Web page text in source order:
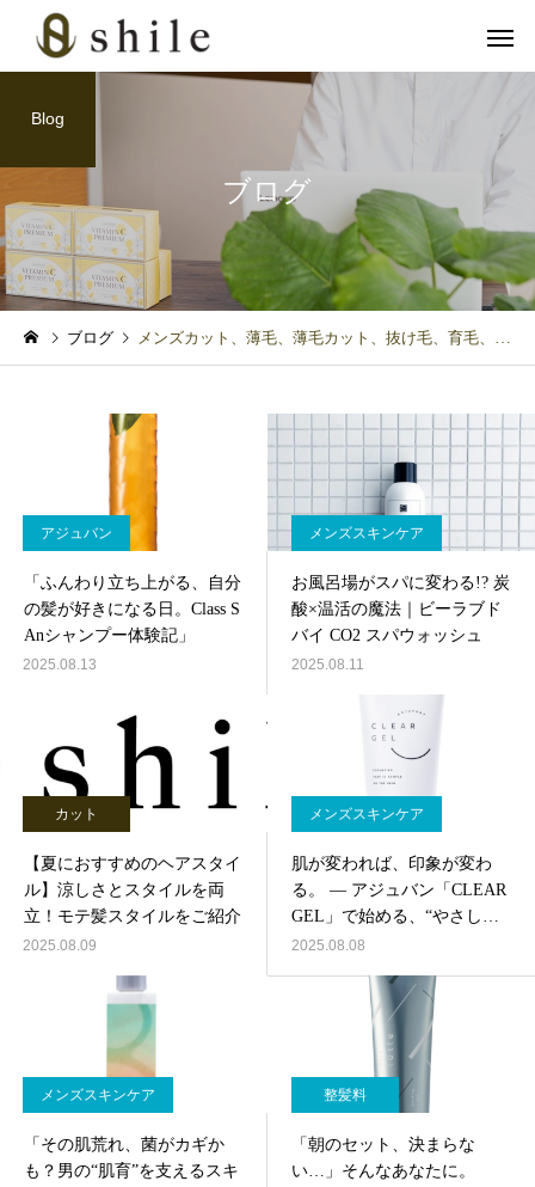
カット ヘッドス
フェイシャル
育毛関連
血流アップで冬の抜け毛対
すすめ
メンズスキンケア
「クレンジングの次は“
かメンズの完成形」
ブログ
Blog
ブログ メンズカット、薄毛、薄毛カット、抜け毛、育毛、AGA、可部、安佐北区、広島市、広島県、理容室、美容室、安佐北区メンズカット、広島市メンズカット、シークレットカット
アジュバン
「ふんわり立ち上がる、自分
の髪が好きになる日。Class S
Anシャンプー体験記」
2025.08.13
メンズスキンケア
お風呂場がスパに変わる!? 炭
酸×温活の魔法｜ビーラブド
バイ CO2 スパウォッシュ
2025.08.11
カット
【夏におすすめのヘアスタイ
ル】涼しさとスタイルを両
立！モテ髪スタイルをご紹介
2025.08.09
メンズスキンケア
肌が変われば、印象が変わ
る。 ― アジュバン「CLEAR
GEL」で始める、“やさしい
クレンジング”習慣 ―
2025.08.08
メンズスキンケア
「その肌荒れ、菌がカギか
も？男の“肌育”を支えるスキ
整髪料
「朝のセット、決まらな
い…」そんなあなたに。